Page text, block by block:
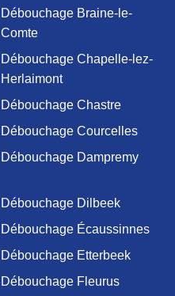
Débouchage Braine-le-
Comte
Débouchage Chapelle-lez-
Herlaimont
Débouchage Chastre
Débouchage Courcelles
Débouchage Dampremy
Débouchage Dilbeek
Débouchage Écaussinnes
Débouchage Etterbeek
Débouchage Fleurus